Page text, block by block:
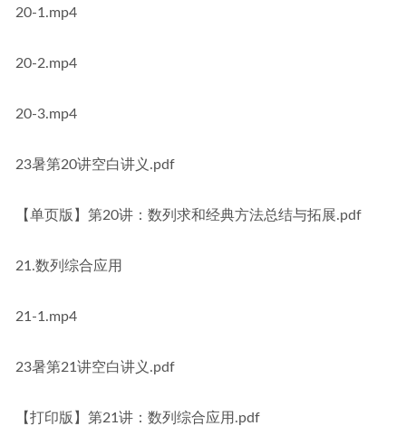
20-1.mp4
20-2.mp4
20-3.mp4
23暑第20讲空白讲义.pdf
【单页版】第20讲：数列求和经典方法总结与拓展.pdf
21.数列综合应用
21-1.mp4
23暑第21讲空白讲义.pdf
【打印版】第21讲：数列综合应用.pdf